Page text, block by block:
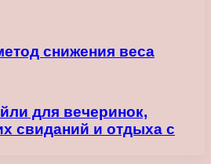
снижения веса
для вечеринок,
свиданий и отдыха с